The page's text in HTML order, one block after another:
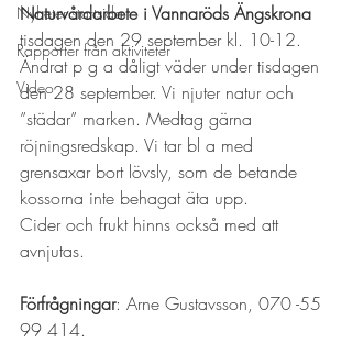
Nyheter startsida
Rapporter från aktiviteter
Video
Naturvårdarbete i Vannaröds Ängskrona
tisdagen den 29 september kl. 10-12.
Ändrat p g a dåligt väder under tisdagen
den 28 september. Vi njuter natur och
”städar” marken. Medtag gärna
röjningsredskap. Vi tar bl a med
grensaxar bort lövsly, som de betande
kossorna inte behagat äta upp.
Cider och frukt hinns också med att
avnjutas.
Förfrågningar: Arne Gustavsson, 070 -55
99 414.